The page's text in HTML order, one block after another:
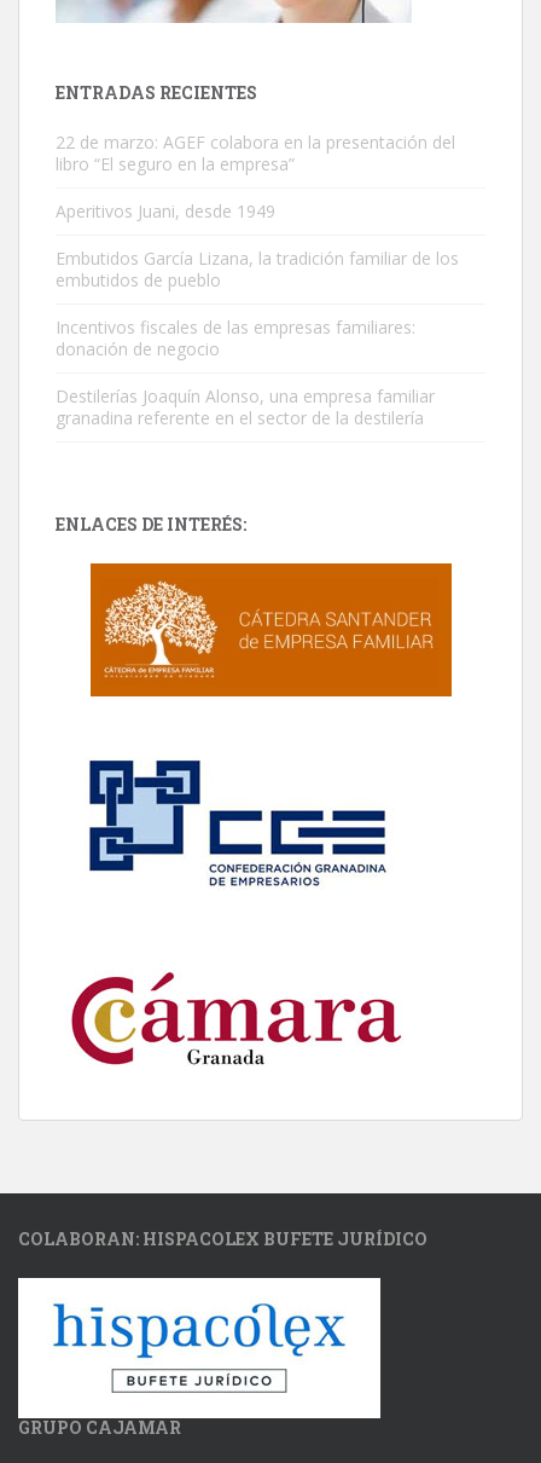
ENTRADAS RECIENTES
22 de marzo: AGEF colabora en la presentación del
libro “El seguro en la empresa”
Aperitivos Juani, desde 1949
Embutidos García Lizana, la tradición familiar de los
embutidos de pueblo
Incentivos fiscales de las empresas familiares:
donación de negocio
Destilerías Joaquín Alonso, una empresa familiar
granadina referente en el sector de la destilería
ENLACES DE INTERÉS:
COLABORAN: HISPACOLEX BUFETE JURÍDICO
GRUPO CAJAMAR